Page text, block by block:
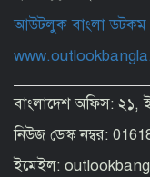
আউটলুক বাংলা ডটকম
বাংলাদেশ অফিস: ২১,
নিউজ ডেস্ক নম্বর:
ইমেইল: